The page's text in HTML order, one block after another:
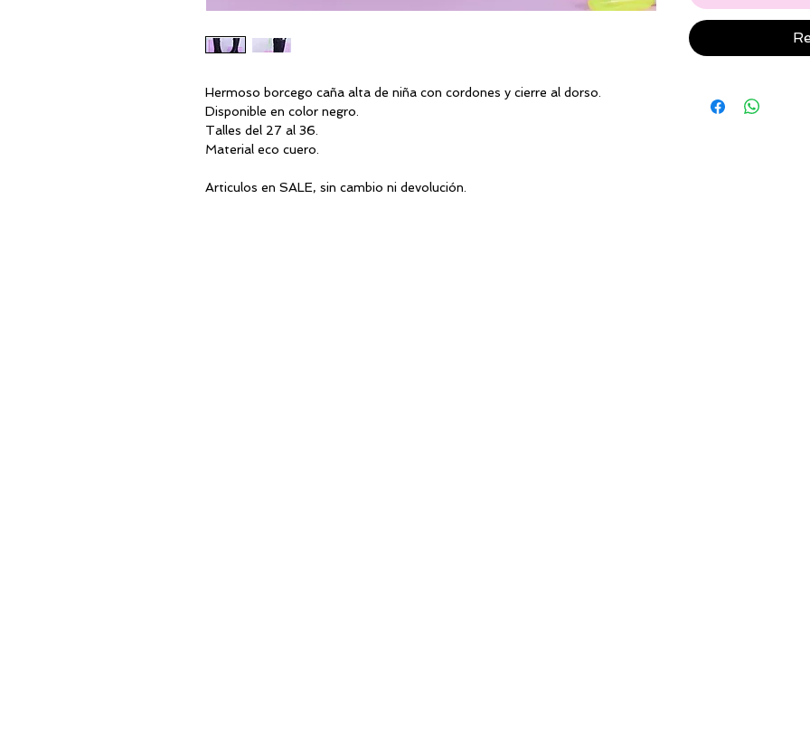
Hermoso borcego caña alta de niña con cordones y cierre al dorso.
Disponible en color negro.
Talles del 27 al 36.
Material eco cuero.
Articulos en SALE, sin cambio ni devolución.